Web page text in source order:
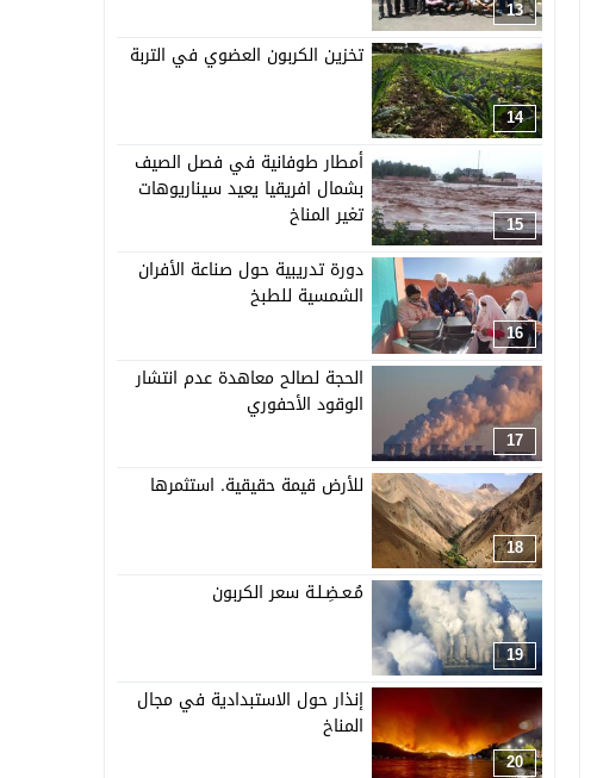
13
14
تخزين الكربون العضوي في التربة
15
أمطار طوفانية في فصل الصيف
بشمال افريقيا يعيد سيناريوهات
تغير المناخ
16
دورة تدريبية حول صناعة الأفران
الشمسية للطبخ
17
الحجة لصالح معاهدة عدم انتشار
الوقود الأحفوري
18
للأرض قيمة حقيقية. استثمرها
19
مُـعـضِـلـة سعر الكربون
20
إنذار حول الاستبدادية في مجال
المناخ